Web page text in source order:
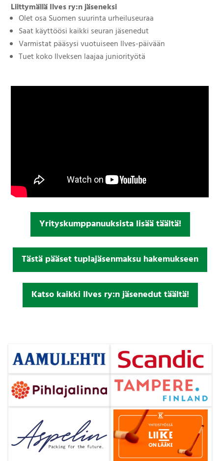
Liittymällä Ilves ry:n jäseneksi
Olet osa Suomen suurinta urheiluseuraa
Saat käyttöösi kaikki seuran jäsenedut
Varmistat pääsysi vuotuiseen Ilves-päivään
Tuet koko Ilveksen laajaa juniorityötä
Yrityskumppanuuksista lisää täältä!
Tästä pääset tuplajäsenmaksu hakemukseen
Katso kaikki Ilves ry:n jäsenedut täältä!